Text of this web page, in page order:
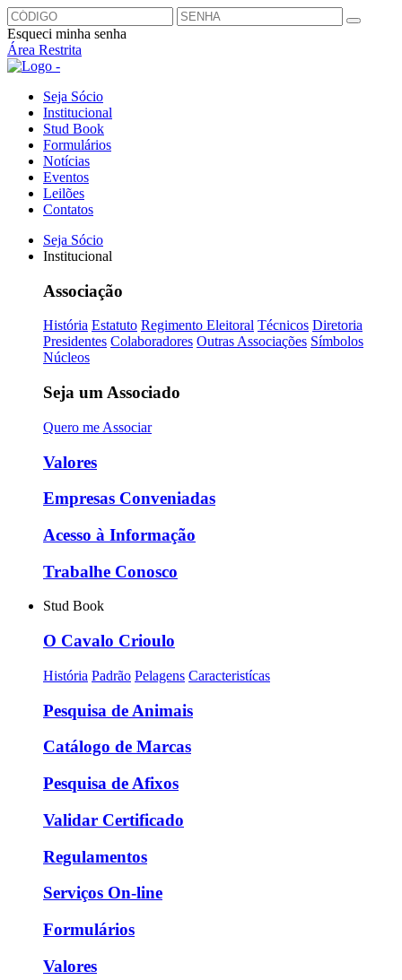
Esqueci minha senha
Área Restrita
Seja Sócio
Institucional
Stud Book
Formulários
Notícias
Eventos
Leilões
Contatos
Seja Sócio
Institucional
Associação
História Estatuto Regimento Eleitoral Técnicos Diretoria
Presidentes Colaboradores Outras Associações Símbolos
Núcleos
Seja um Associado
Quero me Associar
Valores
Empresas Conveniadas
Acesso à Informação
Trabalhe Conosco
Stud Book
O Cavalo Crioulo
História Padrão Pelagens Caracteristícas
Pesquisa de Animais
Catálogo de Marcas
Pesquisa de Afixos
Validar Certificado
Regulamentos
Serviços On-line
Formulários
Valores